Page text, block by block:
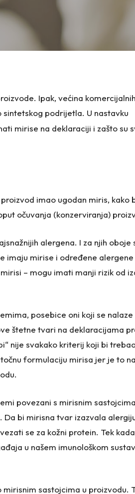
Ipak, većina
sintetskog podrijetla. U nastavku
mirise na deklaraciji i zašto su
imao ugodan miris, kako
očuvanja (konzerviranja)
alergena. I za njih oboje
imaju mirise i određene alergene
– mogu imati manji rizik od
posebice oni koji se nalaze
štetne tvari na deklaracijama
nije svakako kriterij koji bi
formulaciju mirisa jer je to
povezani s mirisnim
bi mirisna tvar izazvala
se za kožni protein. Tek
u našem imunološkom
sastojcima u proizvodu.